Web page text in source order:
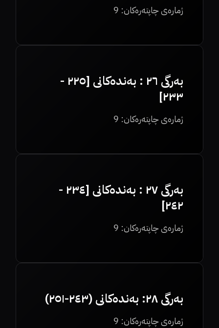
ژمارەی چاپتەرەکان: 9
بەرگی ٢٦ : بەندەکانی [٢٢٥ -
٢٣٣]
ژمارەی چاپتەرەکان: 9
بەرگی ٢٧ : بەندەکانی [٢٣٤ -
٢٤٢]
ژمارەی چاپتەرەکان: 9
بەرگی ٢٨: بەندەکانی (٢٤٣-٢٥١)
ژمارەی چاپتەرەکان: 9